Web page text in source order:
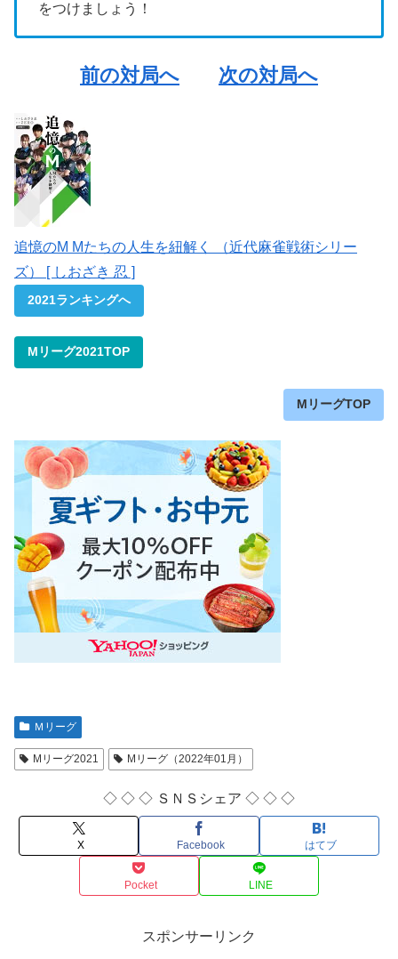
をつけましょう！
前の対局へ 次の対局へ
追憶のM Mたちの人生を紐解く （近代麻雀戦術シリー
ズ） [ しおざき 忍 ]
2021ランキングへ
Mリーグ2021TOP
MリーグTOP
Ｍリーグ
Mリーグ2021 Mリーグ（2022年01月）
◇ ◇ ◇ ＳＮＳシェア ◇ ◇ ◇
X Facebook はてブ
Pocket LINE
スポンサーリンク